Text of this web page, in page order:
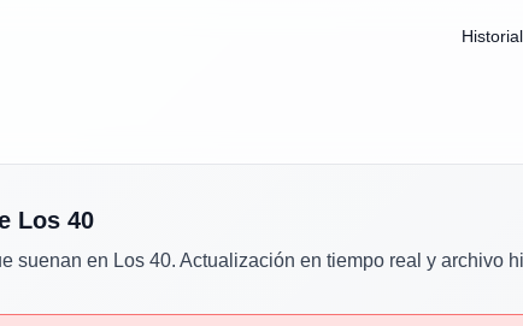
Historial
Los 40
suenan en Los 40. Actualización en tiempo real y archivo